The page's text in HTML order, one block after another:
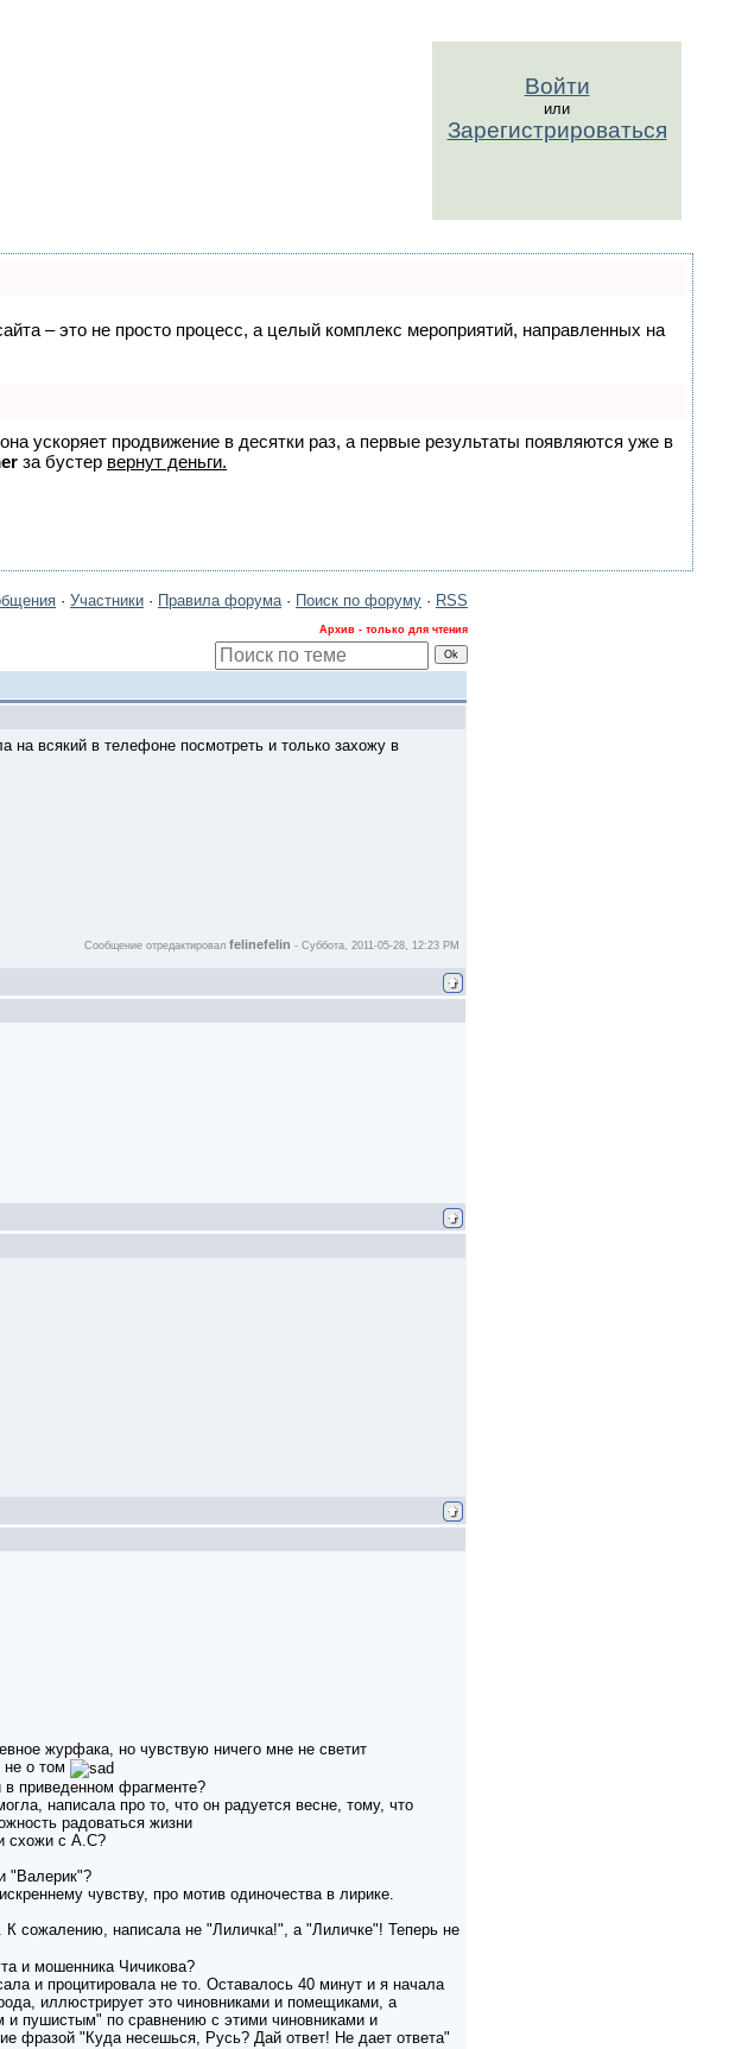
Войти
или
Зарегистрироваться
– это не просто процесс, а целый комплекс мероприятий, направленных на
ускоряет продвижение в десятки раз, а первые результаты появляются уже в
за бустер вернут деньги.
· Участники · Правила форума· Поиск по форуму · RSS
Архив - только для чтения
на всякий в телефоне посмотреть и только захожу в
Сообщение отредактировал felinefelin - Суббота, 2011-05-28, 12:23 PM
журфака, но чувствую ничего мне не светит
не о том
в приведенном фрагменте?
написала про то, что он радуется весне, тому, что
радоваться жизни
схожи с А.С?
"Валерик"?
чувству, про мотив одиночества в лирике.
сожалению, написала не "Лиличка!", а "Лиличке"! Теперь не
и мошенника Чичикова?
и процитировала не то. Оставалось 40 минут и я начала
иллюстрирует это чиновниками и помещиками, а
и пушистым" по сравнению с этими чиновниками и
фразой "Куда несешься, Русь? Дай ответ! Не дает ответа"